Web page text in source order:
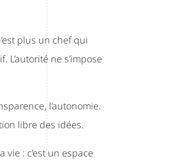
plus un chef qui
ne s’impose
l’autonomie.
libre des idées.
: c’est un espace